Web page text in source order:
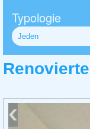
Typologie